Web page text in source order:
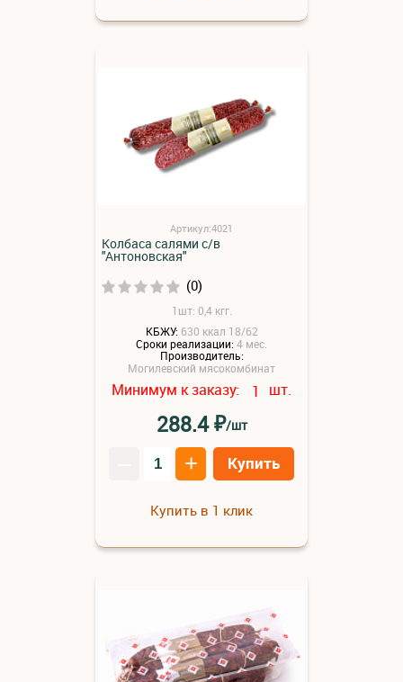
Артикул:4021
Колбаса салями с/в
"Антоновская"
(0)
1шт: 0,4 кгг.
КБЖУ: 630 ккал 18/62
Сроки реализации:4 мес.
Производитель:
Могилевский мясокомбинат
Минимум к заказу: 1 шт.
288.4₽/шт
+ Купить
Купить в 1 клик